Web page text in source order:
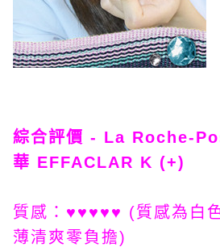
綜合評價 - La Roche-
華 EFFACLAR K (+)
質感：♥♥♥♥♥ (質感為白
薄清爽零負擔)